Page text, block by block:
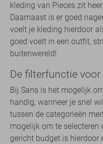
kleding van Pieces zit
Daarnaast is er goed
voelt je kleding hierdoor
goed voelt in een outfit,
buitenwereld!
De filterfunctie voor
Bij Sans is het mogelijk
handig, wanneer je snel
tussen de categorieën
mogelijk om te selecteren
gericht budget is hierdoor